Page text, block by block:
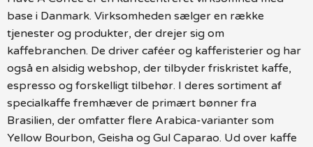
base i Danmark. Virksomheden sælger en række
tjenester og produkter, der drejer sig om
kaffebranchen. De driver caféer og kafferisterier og har
også en alsidig webshop, der tilbyder friskristet kaffe,
espresso og forskelligt tilbehør. I deres sortiment af
specialkaffe fremhæver de primært bønner fra
Brasilien, der omfatter flere Arabica-varianter som
Yellow Bourbon, Geisha og Gul Caparao. Ud over kaffe